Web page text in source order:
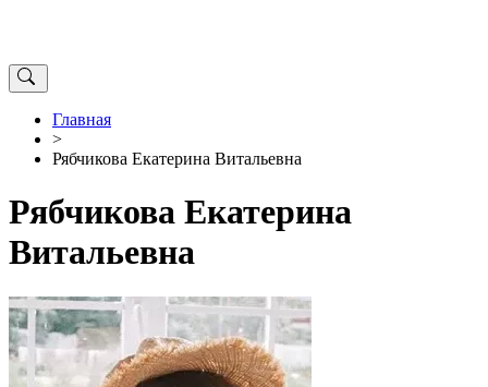
Главная
>
Рябчикова Екатерина Витальевна
Рябчикова Екатерина
Витальевна